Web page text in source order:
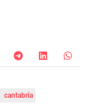
cantabria